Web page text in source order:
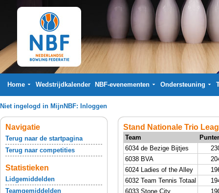
Home Wedstrijdkalender NBF-evenementen Ondersteuning
Niet ingelogd in MijnNBF: Inloggen
Navigatie
Terug naar de startpagina
Terug naar competities
Statistieken
Lidgemiddelden
Teamgemiddelden
Stand Nationale Trio
Team
6034 de Bezige Bijtjes
6038 BVA
6024 Ladies of the Alley
6032 Team Tennis Totaal
6033 Stone City